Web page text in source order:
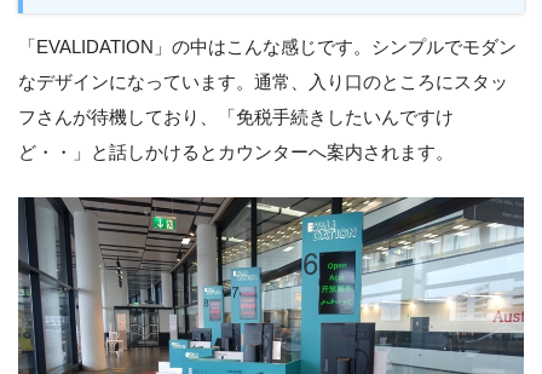
「EVALIDATION」の中はこんな感じです。シンプルでモダン
なデザインになっています。通常、入り口のところにスタッ
フさんが待機しており、「免税手続きしたいんですけ
ど・・」と話しかけるとカウンターへ案内されます。